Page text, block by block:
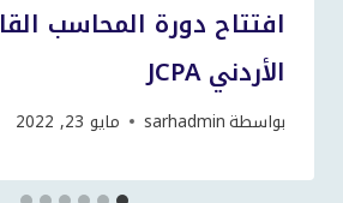
افتتاح دورة المحاسب
الأردني JCPA
بواسطةsarhadmin مايو 23, 2022